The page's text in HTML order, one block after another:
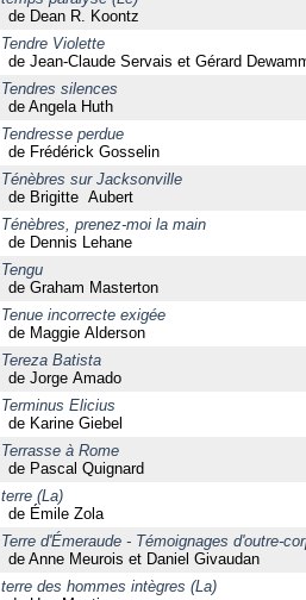
de Dean R. Koontz
Tendre Violette
de Jean-Claude Servais et Gérard
Tendres silences
de Angela Huth
Tendresse perdue
de Frédérick Gosselin
Ténèbres sur Jacksonville
de Brigitte Aubert
Ténèbres, prenez-moi la main
de Dennis Lehane
Tengu
de Graham Masterton
Tenue incorrecte exigée
de Maggie Alderson
Tereza Batista
de Jorge Amado
Terminus Elicius
de Karine Giebel
Terrasse à Rome
de Pascal Quignard
terre (La)
de Émile Zola
Terre d'Émeraude - Témoignages d'outre-
de Anne Meurois et Daniel Givaudan
terre des hommes intègres (La)